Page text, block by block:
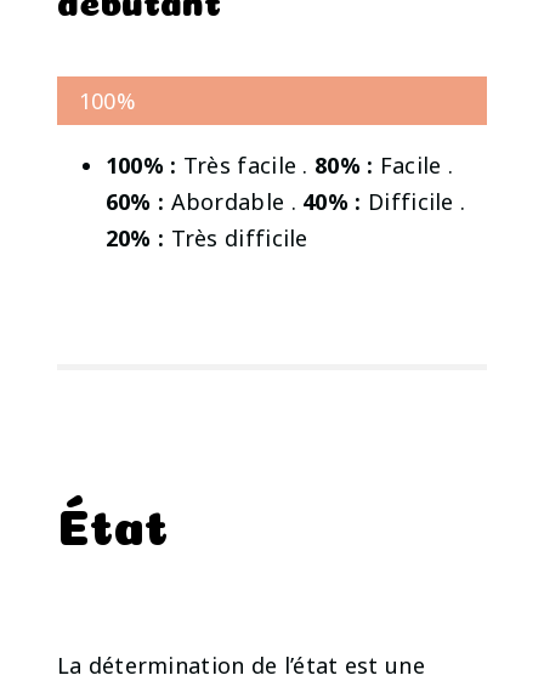
100%
100% : Très facile . 80% : Facile .
60% : Abordable . 40% : Difficile .
20% : Très difficile
État
La détermination de l’état est une